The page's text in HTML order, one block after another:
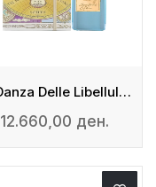
La Danza Delle Libellule For Woman- Extrait De Parfum
12.660,00 ден.